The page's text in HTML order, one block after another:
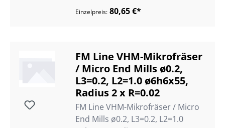
Einzelpreis: 80,65 €*
FM Line VHM-Mikrofräser
/ Micro End Mills ø0.2,
L3=0.2, L2=1.0 ø6h6x55,
Radius 2 x R=0.02
FM Line VHM-Mikrofräser / Micro
End Mills ø0.2, L3=0.2, L2=1.0